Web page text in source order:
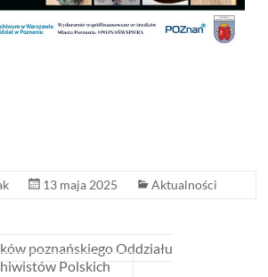
13 maja 2025 Aktualności
poznańskiego Oddziału
Polskich